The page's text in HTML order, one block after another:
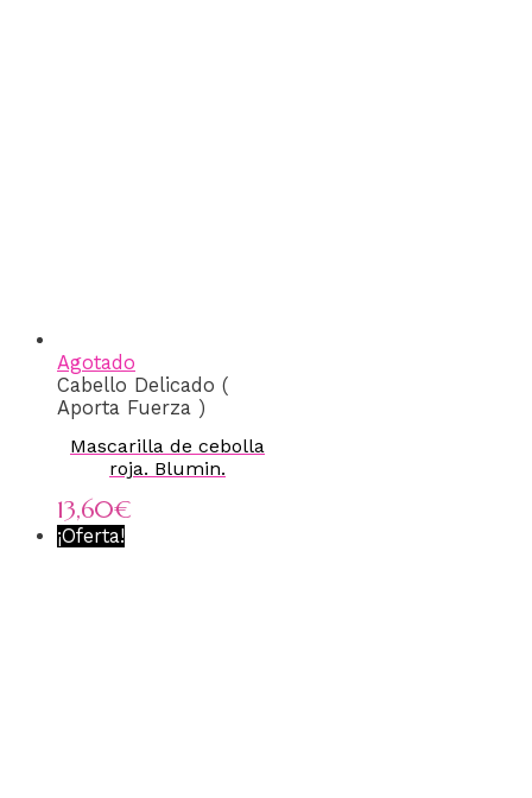
Agotado
Cabello Delicado (
Aporta Fuerza )
Mascarilla de cebolla
roja. Blumin.
13,60€
¡Oferta!